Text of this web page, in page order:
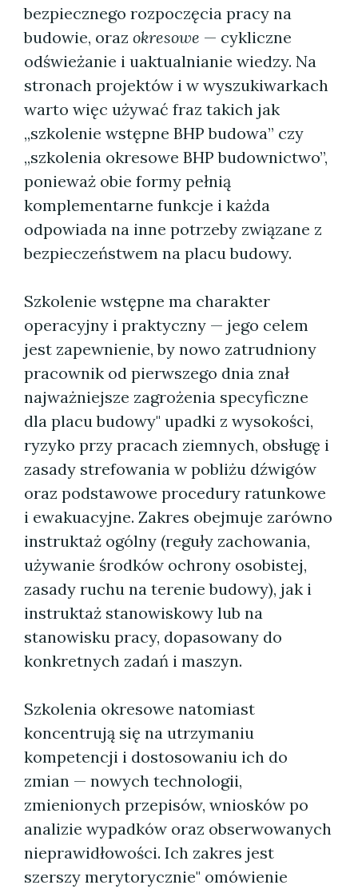
bezpiecznego rozpoczęcia pracy na
budowie, oraz okresowe — cykliczne
odświeżanie i uaktualnianie wiedzy. Na
stronach projektów i w wyszukiwarkach
warto więc używać fraz takich jak
„szkolenie wstępne BHP budowa” czy
„szkolenia okresowe BHP budownictwo”,
ponieważ obie formy pełnią
komplementarne funkcje i każda
odpowiada na inne potrzeby związane z
bezpieczeństwem na placu budowy.
Szkolenie wstępne ma charakter
operacyjny i praktyczny — jego celem
jest zapewnienie, by nowo zatrudniony
pracownik od pierwszego dnia znał
najważniejsze zagrożenia specyficzne
dla placu budowy" upadki z wysokości,
ryzyko przy pracach ziemnych, obsługę i
zasady strefowania w pobliżu dźwigów
oraz podstawowe procedury ratunkowe
i ewakuacyjne. Zakres obejmuje zarówno
instruktaż ogólny (reguły zachowania,
używanie środków ochrony osobistej,
zasady ruchu na terenie budowy), jak i
instruktaż stanowiskowy lub na
stanowisku pracy, dopasowany do
konkretnych zadań i maszyn.
Szkolenia okresowe natomiast
koncentrują się na utrzymaniu
kompetencji i dostosowaniu ich do
zmian — nowych technologii,
zmienionych przepisów, wniosków po
analizie wypadków oraz obserwowanych
nieprawidłowości. Ich zakres jest
szerszy merytorycznie" omówienie